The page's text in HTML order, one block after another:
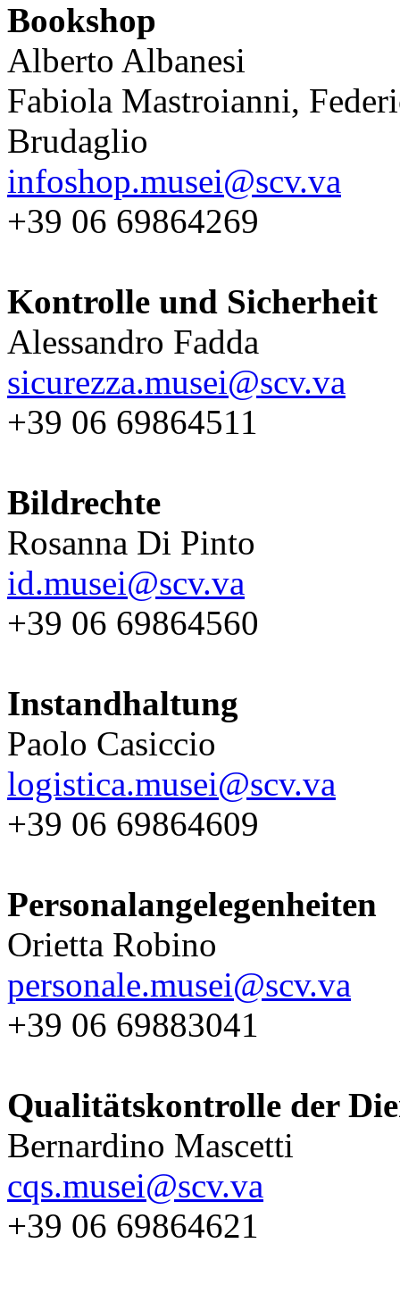
Bookshop
Alberto Albanesi
Fabiola Mastroianni,
Brudaglio
infoshop.musei@scv.va
+39 06 69864269
Kontrolle und Sicherheit
Alessandro Fadda
sicurezza.musei@scv.va
+39 06 69864511
Bildrechte
Rosanna Di Pinto
id.musei@scv.va
+39 06 69864560
Instandhaltung
Paolo Casiccio
logistica.musei@scv.va
+39 06 69864609
Personalangelegenheiten
Orietta Robino
personale.musei@scv.va
+39 06 69883041
Qualitätskontrolle der
Bernardino Mascetti
cqs.musei@scv.va
+39 06 69864621